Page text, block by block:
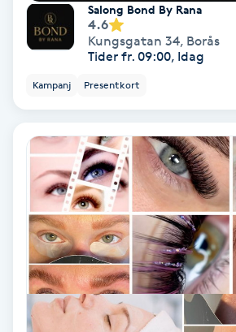
Färgning
Gel naglar
Gelenaglar
Gellack
Gellack med förstärkning
Gravidmassage
Salong Bond By Rana
4.6
Kungsgatan 34, Borås
Tider fr. 09:00, Idag
Kampanj Presentkort